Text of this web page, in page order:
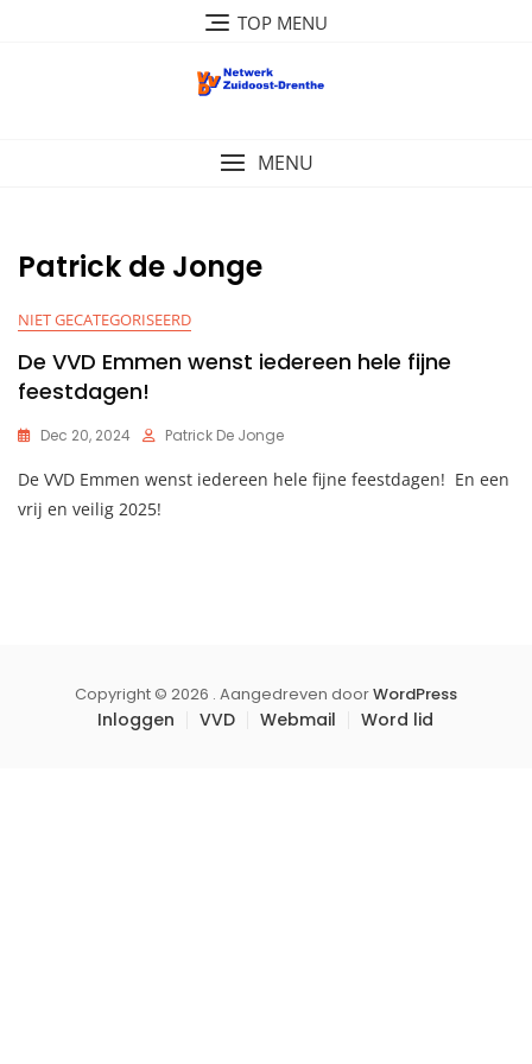
TOP MENU
MENU
Patrick de Jonge
NIET GECATEGORISEERD
De VVD Emmen wenst iedereen hele fijne
feestdagen!
Dec 20, 2024 Patrick De Jonge
De VVD Emmen wenst iedereen hele fijne feestdagen! En een
vrij en veilig 2025!
Copyright © 2026 . Aangedreven doorWordPress
Inloggen VVD Webmail Word lid